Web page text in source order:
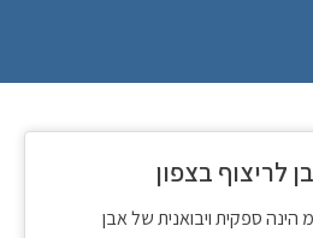
לריצוף בצפון
ספקית ויבואנית של אבן